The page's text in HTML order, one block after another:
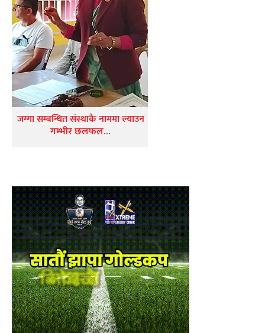
जग्गा सम्बन्धित संस्थाकै नाममा ल्याउन
गम्भीर छलफल…